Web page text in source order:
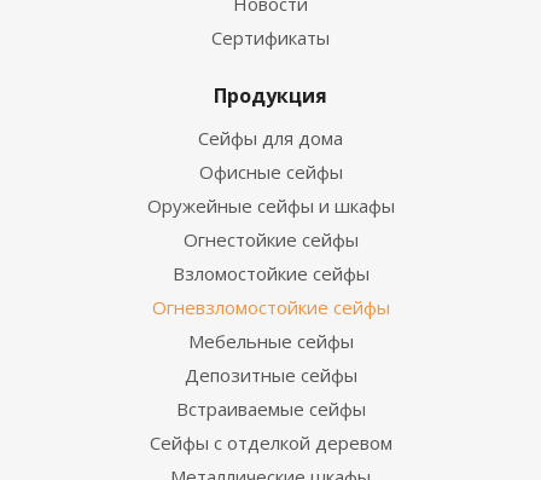
Сертификаты
Продукция
Сейфы для дома
Офисные сейфы
Оружейные сейфы и шкафы
Огнестойкие сейфы
Взломостойкие сейфы
Огневзломостойкие сейфы
Мебельные сейфы
Депозитные сейфы
Встраиваемые сейфы
Сейфы с отделкой деревом